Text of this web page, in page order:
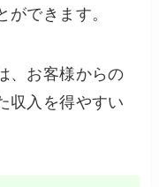
できます。
、お客様からの
収入を得やすい